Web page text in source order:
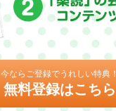
今ならご登録でうれしい特典！
無料登録はこちら